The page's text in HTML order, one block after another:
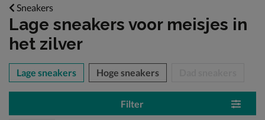
Sneakers
Lage sneakers voor meisjes in
het zilver
over
Lage sneakers Hoge sneakers
Filter